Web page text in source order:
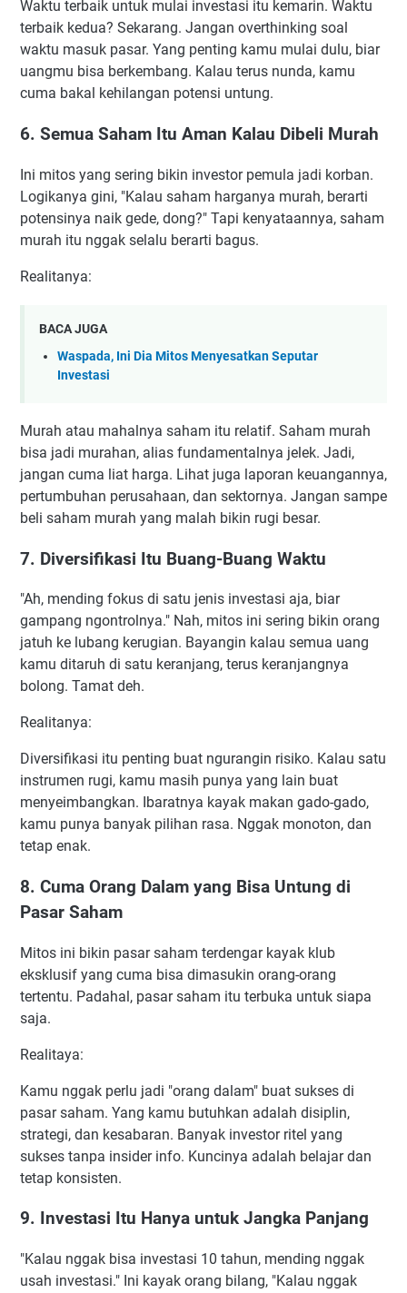
Waktu terbaik untuk mulai investasi itu kemarin. Waktu
terbaik kedua? Sekarang. Jangan overthinking soal
waktu masuk pasar. Yang penting kamu mulai dulu, biar
uangmu bisa berkembang. Kalau terus nunda, kamu
cuma bakal kehilangan potensi untung.
6. Semua Saham Itu Aman Kalau Dibeli Murah
Ini mitos yang sering bikin investor pemula jadi korban.
Logikanya gini, "Kalau saham harganya murah, berarti
potensinya naik gede, dong?" Tapi kenyataannya, saham
murah itu nggak selalu berarti bagus.
Realitanya:
BACA JUGA
Waspada, Ini Dia Mitos Menyesatkan Seputar
Investasi
Murah atau mahalnya saham itu relatif. Saham murah
bisa jadi murahan, alias fundamentalnya jelek. Jadi,
jangan cuma liat harga. Lihat juga laporan keuangannya,
pertumbuhan perusahaan, dan sektornya. Jangan sampe
beli saham murah yang malah bikin rugi besar.
7. Diversifikasi Itu Buang-Buang Waktu
"Ah, mending fokus di satu jenis investasi aja, biar
gampang ngontrolnya." Nah, mitos ini sering bikin orang
jatuh ke lubang kerugian. Bayangin kalau semua uang
kamu ditaruh di satu keranjang, terus keranjangnya
bolong. Tamat deh.
Realitanya:
Diversifikasi itu penting buat ngurangin risiko. Kalau satu
instrumen rugi, kamu masih punya yang lain buat
menyeimbangkan. Ibaratnya kayak makan gado-gado,
kamu punya banyak pilihan rasa. Nggak monoton, dan
tetap enak.
8. Cuma Orang Dalam yang Bisa Untung di
Pasar Saham
Mitos ini bikin pasar saham terdengar kayak klub
eksklusif yang cuma bisa dimasukin orang-orang
tertentu. Padahal, pasar saham itu terbuka untuk siapa
saja.
Realitaya:
Kamu nggak perlu jadi "orang dalam" buat sukses di
pasar saham. Yang kamu butuhkan adalah disiplin,
strategi, dan kesabaran. Banyak investor ritel yang
sukses tanpa insider info. Kuncinya adalah belajar dan
tetap konsisten.
9. Investasi Itu Hanya untuk Jangka Panjang
"Kalau nggak bisa investasi 10 tahun, mending nggak
usah investasi." Ini kayak orang bilang, "Kalau nggak